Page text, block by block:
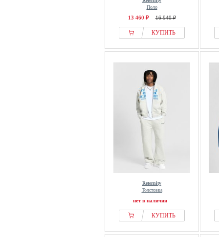
Поло
13 460 ₽ 16 940 ₽
КУПИТЬ
Reternity
Толстовка
нет в наличии
КУПИТЬ